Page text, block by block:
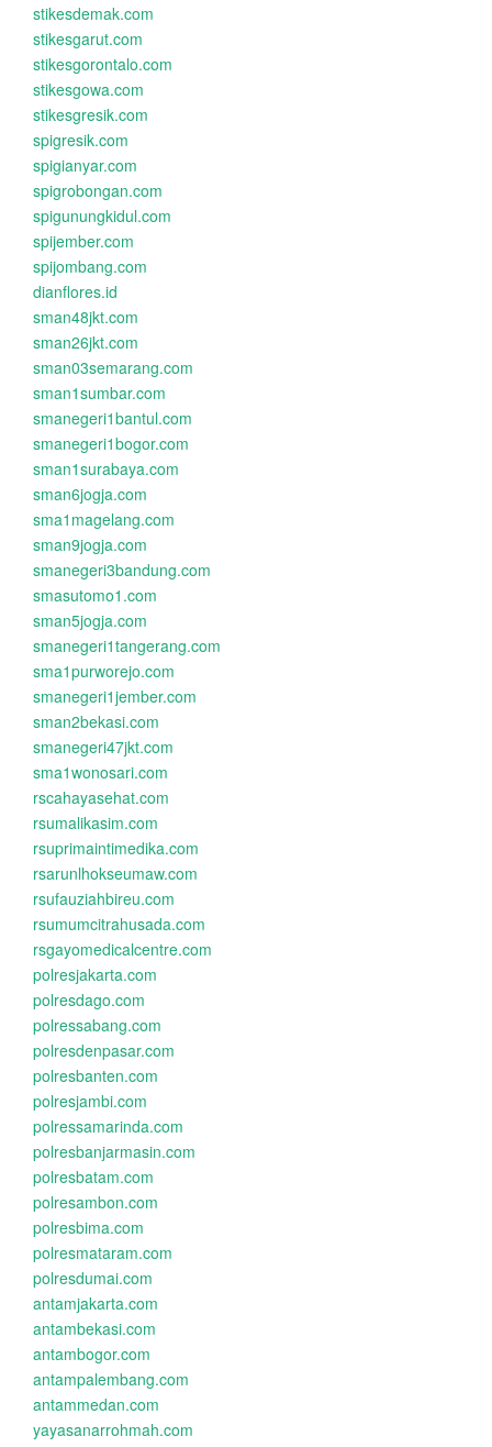
stikesdemak.com
stikesgarut.com
stikesgorontalo.com
stikesgowa.com
stikesgresik.com
spigresik.com
spigianyar.com
spigrobongan.com
spigunungkidul.com
spijember.com
spijombang.com
dianflores.id
sman48jkt.com
sman26jkt.com
sman03semarang.com
sman1sumbar.com
smanegeri1bantul.com
smanegeri1bogor.com
sman1surabaya.com
sman6jogja.com
sma1magelang.com
sman9jogja.com
smanegeri3bandung.com
smasutomo1.com
sman5jogja.com
smanegeri1tangerang.com
sma1purworejo.com
smanegeri1jember.com
sman2bekasi.com
smanegeri47jkt.com
sma1wonosari.com
rscahayasehat.com
rsumalikasim.com
rsuprimaintimedika.com
rsarunlhokseumaw.com
rsufauziahbireu.com
rsumumcitrahusada.com
rsgayomedicalcentre.com
polresjakarta.com
polresdago.com
polressabang.com
polresdenpasar.com
polresbanten.com
polresjambi.com
polressamarinda.com
polresbanjarmasin.com
polresbatam.com
polresambon.com
polresbima.com
polresmataram.com
polresdumai.com
antamjakarta.com
antambekasi.com
antambogor.com
antampalembang.com
antammedan.com
yayasanarrohmah.com